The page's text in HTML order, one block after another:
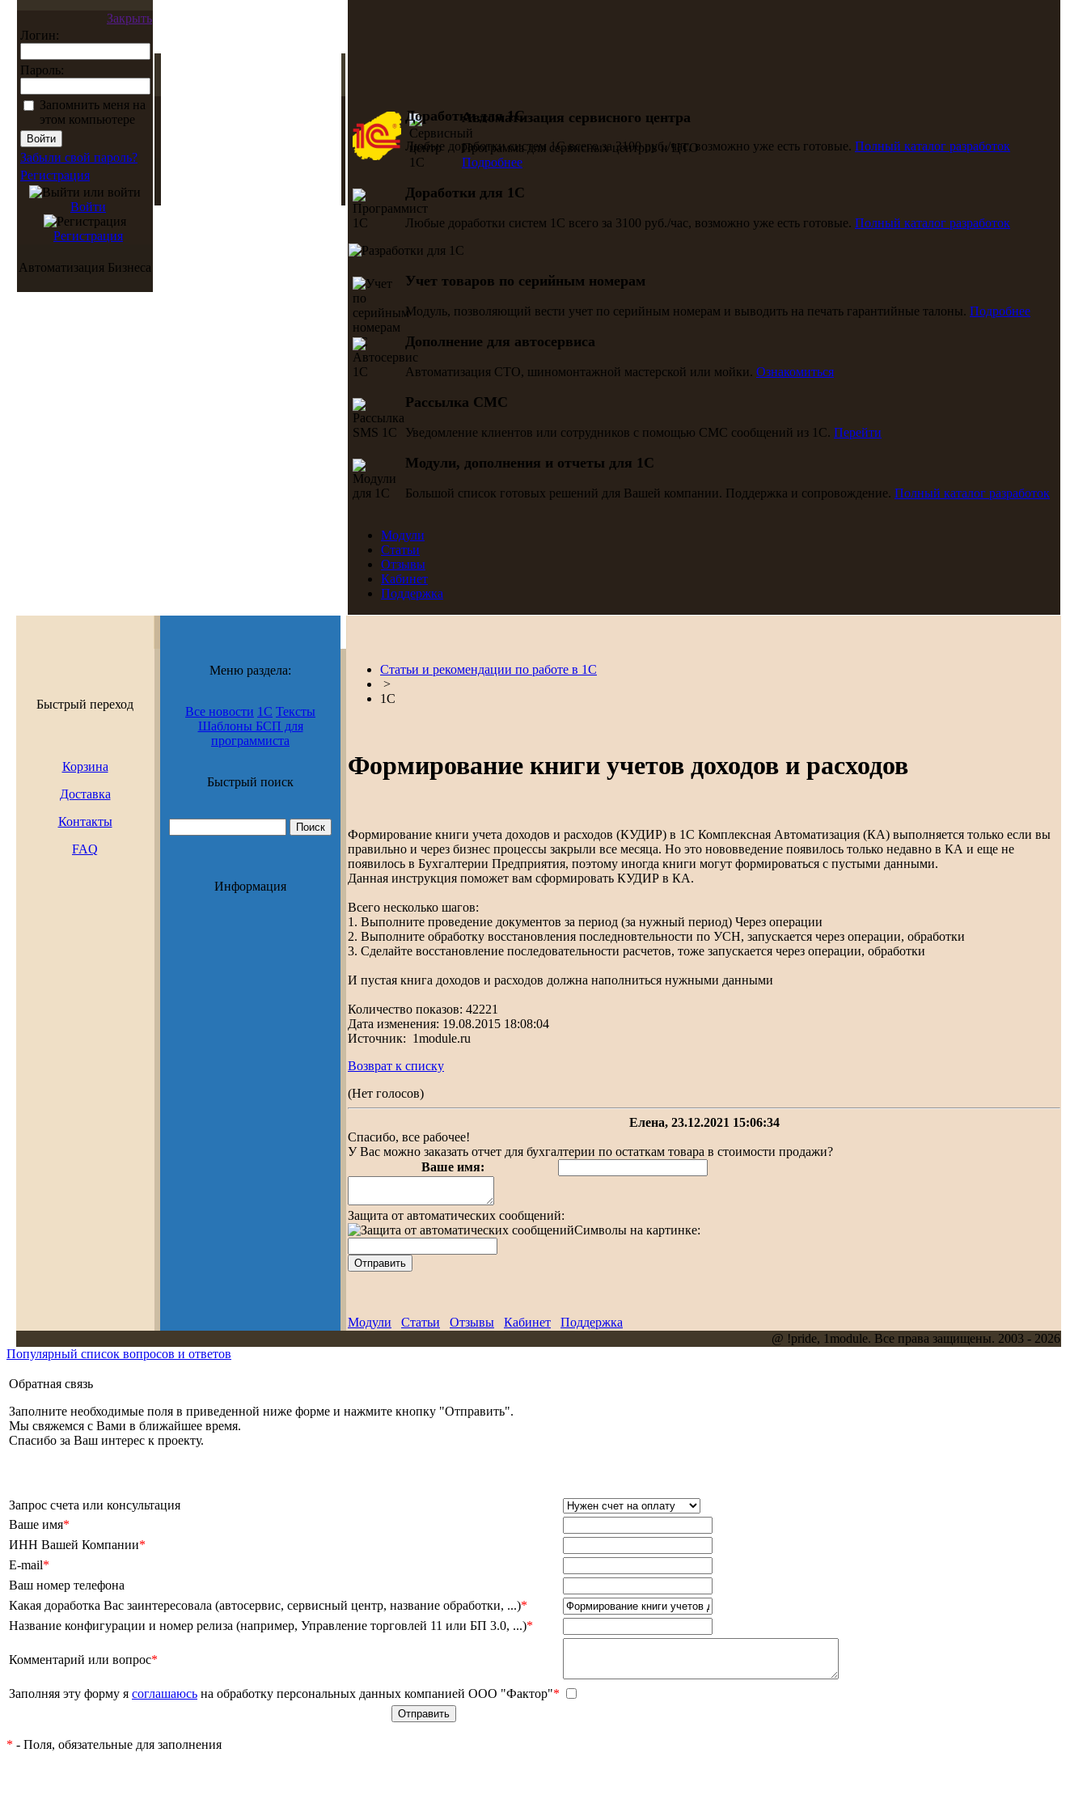
Закрыть
Логин:
Пароль:
Запомнить меня на
этом компьютере
Забыли свой пароль?
Регистрация
Войти
Регистрация
Автоматизация Бизнеса
Доработки для 1С
Любые доработки систем 1С всего за 3100 руб./час, возможно уже есть готовые. Полный каталог разработок
Автоматизация сервисного центра
Программа для сервисных центров и ЦТО
Подробнее
Доработки для 1С
Любые доработки систем 1С всего за 3100 руб./час, возможно уже есть готовые. Полный каталог разработок
Учет товаров по серийным номерам
Модуль, позволяющий вести учет по серийным номерам и выводить на печать гарантийные талоны. Подробнее
Дополнение для автосервиса
Автоматизация СТО, шиномонтажной мастерской или мойки. Ознакомиться
Рассылка СМС
Уведомление клиентов или сотрудников с помощью СМС сообщений из 1С. Перейти
Модули, дополнения и отчеты для 1С
Большой список готовых решений для Вашей компании. Поддержка и сопровождение. Полный каталог разработок
Модули
Статьи
Отзывы
Кабинет
Поддержка
Быстрый переход
Корзина
Доставка
Контакты
FAQ
Меню раздела:
Все новости 1С Тексты
Шаблоны БСП для
программиста
Быстрый поиск
Информация
Статьи и рекомендации по работе в 1С
>
1С
Формирование книги учетов доходов и расходов
Формирование книги учета доходов и расходов (КУДИР) в 1С Комплексная Автоматизация (КА) выполняется только если вы
правильно и через бизнес процессы закрыли все месяца. Но это нововведение появилось только недавно в КА и еще не
появилось в Бухгалтерии Предприятия, поэтому иногда книги могут формироваться с пустыми данными.
Данная инструкция поможет вам сформировать КУДИР в КА.
Всего несколько шагов:
1. Выполните проведение документов за период (за нужный период) Через операции
2. Выполните обработку восстановления последновтельности по УСН, запускается через операции, обработки
3. Сделайте восстановление последовательности расчетов, тоже запускается через операции, обработки
И пустая книга доходов и расходов должна наполниться нужными данными
Количество показов: 42221
Дата изменения: 19.08.2015 18:08:04
Источник: 1module.ru
Возврат к списку
(Нет голосов)
Елена, 23.12.2021 15:06:34
Спасибо, все рабочее!
У Вас можно заказать отчет для бухгалтерии по остаткам товара в стоимости продажи?
Ваше имя:
Защита от автоматических сообщений:
Символы на картинке:
Модули Статьи Отзывы Кабинет
Поддержка
@ !pride, 1module. Все права защищены. 2003 - 2026
Популярный список вопросов и ответов
Обратная связь
Заполните необходимые поля в приведенной ниже форме и нажмите кнопку "Отправить".
Мы свяжемся с Вами в ближайшее время.
Спасибо за Ваш интерес к проекту.
Запрос счета или консультация
Ваше имя*
ИНН Вашей Компании*
E-mail*
Ваш номер телефона
Какая доработка Вас заинтересовала (автосервис, сервисный центр, название обработки, ...)*
Название конфигурации и номер релиза (например, Управление торговлей 11 или БП 3.0, ...)*
Комментарий или вопрос*
Заполняя эту форму я соглашаюсь на обработку персональных данных компанией ООО "Фактор"*
* - Поля, обязательные для заполнения